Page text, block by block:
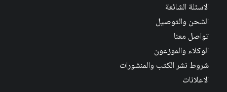
الاسئلة الشائعة
الشحن والتوصيل
تواصل معنا
الوكلاء والموزعون
شروط نشر الكتب والمنشورات
الاعلانات